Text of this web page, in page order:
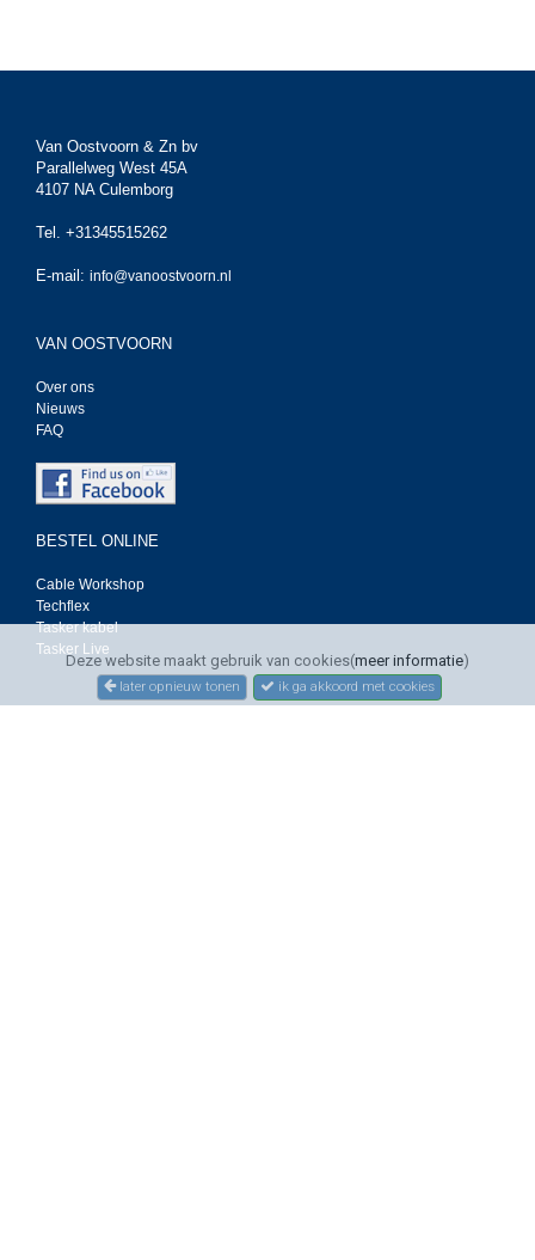
Deze website maakt gebruik van cookies(meer informatie)
later opnieuw tonen ik ga akkoord met cookies
Van Oostvoorn & Zn bv
Parallelweg West 45A
4107 NA Culemborg
Tel. +31345515262
E-mail: info@vanoostvoorn.nl
VAN OOSTVOORN
Over ons
Nieuws
FAQ
BESTEL ONLINE
Cable Workshop
Techflex
Tasker kabel
Tasker Live